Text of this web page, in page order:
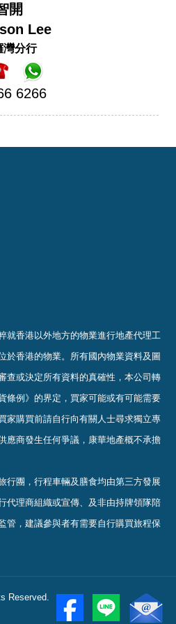
開
Lee
灣分行
6266
就香港以外地方的物業進行地產代理工
於香港的物業。 所有國內物業資料及圖
查或決定所有資料的真確性 ， 本公司轉
條例》的界定，買家可能或有可能需要
家購買前請自行向有關人士尋求獨立專
應商發生任何爭議，康華地產概不承擔
行團，行程車輛及膳食均由第三方發展
代理商組織或宣傳、及非由持牌領隊陪
管，建議參與者有需要自行購買旅程保
Reserved.